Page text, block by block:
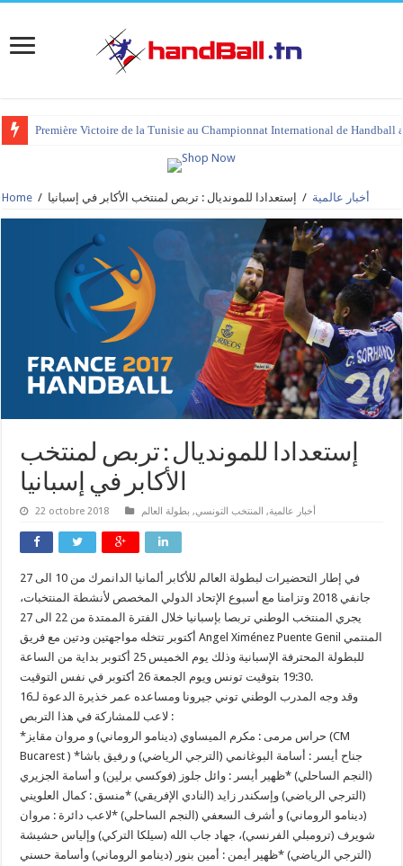
Première Victoire de la Tunisie au Championnat International de Handball
Home / أخبار عالمية / إستعدادا للمونديال : تربص لمنتخب الأكابر في إسبانيا
إستعدادا للمونديال : تربص لمنتخب
الأكابر في إسبانيا
22 octobre 2018 أخبار عالمية, المنتخب التونسي, بطولة العالم
في إطار التحضيرات لبطولة العالم للأكابر ألمانيا الدانمرك من 10 الى 27
جانفي 2018 وتزامنا مع أسبوع الإتحاد الدولي المخصص لأنشطة المنتخبات،
يجري المنتخب الوطني تربصا بإسبانيا خلال الفترة الممتدة من 22 الى 27
أكتوبر تتخله مواجهتين ودتين مع فريق Angel Ximénez Puente Genil المنتمي
للبطولة المحترفة الإسبانية وذلك يوم الخميس 25 أكتوبر بداية من الساعة
19:30 بتوقيت تونس ويوم الجمعة 26 أكتوبر في نفس التوقيت.
وقد وجه المدرب الوطني توني جيرونا ومساعده عمر خذيرة الدعوة لـ16
لاعب للمشاركة في هذا التربص :
*حراس مرمى : مكرم الميساوي (دينامو الروماني) و مروان مقايز (CM
Bucarest ) *جناح أيسر : أسامة البوغانمي (الترجي الرياضي) و رفيق باشا
(النجم الساحلي) *ظهير أيسر : وائل جلوز (فوكسي برلين) و أسامة الجزيري
(الترجي الرياضي) وإسكندر زايد (النادي الإفريقي) *منسق : كمال العلويني
(دينامو الروماني) و أشرف السعفي (النجم الساحلي) *لاعب دائرة : مروان
شويرف (ترومبلي الفرنسي)، جهاد جاب الله (سيلكا التركي) وإلياس حشيشة
(الترجي الرياضي) *ظهير أيمن : أمين بنور (دينامو الروماني) وأسامة حسني